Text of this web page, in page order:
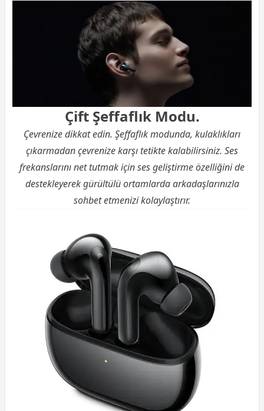
Çift Şeffaflık Modu.
Çevrenize dikkat edin. Şeffaflık modunda, kulaklıkları
çıkarmadan çevrenize karşı tetikte kalabilirsiniz. Ses
frekanslarını net tutmak için ses geliştirme özelliğini de
destekleyerek gürültülü ortamlarda arkadaşlarınızla
sohbet etmenizi kolaylaştırır.